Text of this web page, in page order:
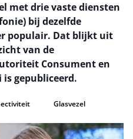
met drie vaste diensten
bij dezelfde
populair. Dat blijkt uit
van de
Consument en
is gepubliceerd.
Glasvezel